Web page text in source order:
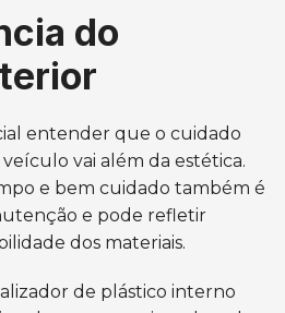
do
entender que o cuidado
vai além da estética.
e bem cuidado também é
e pode refletir
dos materiais.
de plástico interno